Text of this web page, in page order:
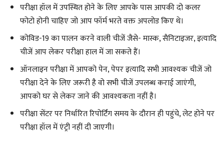
परीक्षा हॉल में उपस्थित होने के लिए आपके पास आपकी दो कलर
फोटो होनी चाहिए जो आप फॉर्म भरते वक्त अपलोड किए थे।
कोविड-19 का पालन करने वाली चीजें जैसे- मास्क, सैनिटाइजर, इत्यादि
चीजें आप लेकर परीक्षा हाल में जा सकते हैं।
ऑनलाइन परीक्षा में आपको पेन, पेपर इत्यादि सभी आवश्यक चीजें जो
परीक्षा देने के लिए जरूरी है वो सभी चीजें उपलब्ध कराई जाएंगी,
आपको घर से लेकर जाने की आवश्यकता नहीं है।
परीक्षा सेंटर पर निर्धारित रिपोर्टिंग समय के दौरान ही पहुंचे, लेट होने पर
परीक्षा हॉल में एंट्री नहीं दी जाएगी।